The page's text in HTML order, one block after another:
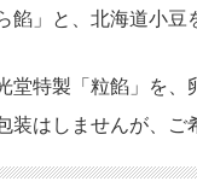
」と、北海道小豆
特製「粒餡」を、
はしませんが、